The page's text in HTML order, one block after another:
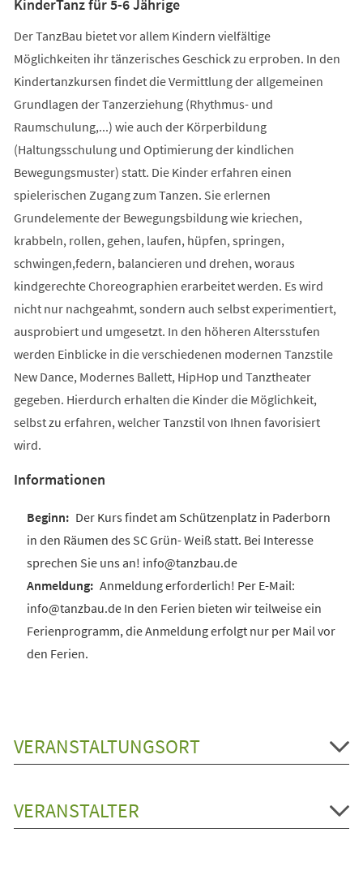
KinderTanz für 5-6 Jährige
Der TanzBau bietet vor allem Kindern vielfältige
Möglichkeiten ihr tänzerisches Geschick zu erproben. In den
Kindertanzkursen findet die Vermittlung der allgemeinen
Grundlagen der Tanzerziehung (Rhythmus- und
Raumschulung,...) wie auch der Körperbildung
(Haltungsschulung und Optimierung der kindlichen
Bewegungsmuster) statt. Die Kinder erfahren einen
spielerischen Zugang zum Tanzen. Sie erlernen
Grundelemente der Bewegungsbildung wie kriechen,
krabbeln, rollen, gehen, laufen, hüpfen, springen,
schwingen,federn, balancieren und drehen, woraus
kindgerechte Choreographien erarbeitet werden. Es wird
nicht nur nachgeahmt, sondern auch selbst experimentiert,
ausprobiert und umgesetzt. In den höheren Altersstufen
werden Einblicke in die verschiedenen modernen Tanzstile
New Dance, Modernes Ballett, HipHop und Tanztheater
gegeben. Hierdurch erhalten die Kinder die Möglichkeit,
selbst zu erfahren, welcher Tanzstil von Ihnen favorisiert
wird.
Informationen
Der Kurs findet am Schützenplatz in Paderborn
in den Räumen des SC Grün- Weiß statt. Bei Interesse
sprechen Sie uns an! info@tanzbau.de
Anmeldung erforderlich! Per E-Mail:
info@tanzbau.de In den Ferien bieten wir teilweise ein
Ferienprogramm, die Anmeldung erfolgt nur per Mail vor
den Ferien.
VERANSTALTUNGSORT
VERANSTALTER